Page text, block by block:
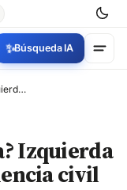
✨Búsqueda IA
¿Peligra la democracia? Izquierda convocaría a desobediencia civil en Colombia
Izquierda
civil